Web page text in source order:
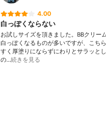
4.00
白っぽくならない
お試しサイズを頂きました。BBクリー
白っぽくなるものが多いですが、こち
すく厚塗りにならずにわりとサラッと
の…続きを見る